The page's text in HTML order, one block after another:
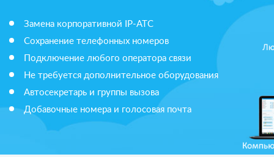
Замена корпоративной IP-АТС
Сохранение телефонных номеров
Подключение любого оператора связи
Не требуется дополнительное оборудования
Автосекретарь и группы вызова
Добавочные номера и голосовая почта